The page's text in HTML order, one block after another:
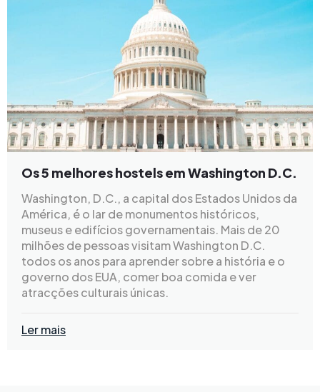
Os 5 melhores hostels em Washington D.C.
Washington, D.C., a capital dos Estados Unidos da
América, é o lar de monumentos históricos,
museus e edifícios governamentais. Mais de 20
milhões de pessoas visitam Washington D.C.
todos os anos para aprender sobre a história e o
governo dos EUA, comer boa comida e ver
atracções culturais únicas.
Ler mais